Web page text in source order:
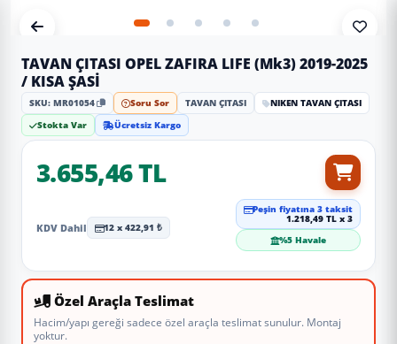
TAVAN ÇITASI OPEL ZAFIRA LIFE (Mk3) 2019-2025
/ KISA ŞASİ
SKU: MR01054 Soru Sor TAVAN ÇITASI
NIKEN TAVAN ÇITASI
Stokta Var
Ücretsiz Kargo
3.655,46 TL
KDV Dahil 12 x 422,91 ₺
Peşin fiyatına 3 taksit
1.218,49 TL x 3
%5 Havale
Özel Araçla Teslimat
Hacim/yapı gereği sadece özel araçla teslimat sunulur. Montaj
yoktur.